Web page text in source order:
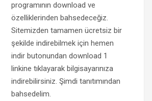
programının download ve
özelliklerinden bahsedeceğiz.
Sitemizden tamamen ücretsiz bir
şekilde indirebilmek için hemen
indir butonundan download 1
linkine tıklayarak bilgisayarınıza
indirebilirsiniz. Şimdi tanıtımından
bahsedelim.